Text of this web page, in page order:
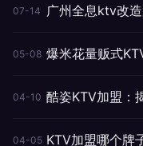
07-14 广州全息ktv改
05-08 爆米花量贩式
04-10 酷姿KTV加盟：
04-05 KTV加盟哪个牌